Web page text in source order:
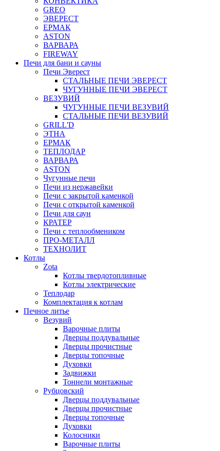
GREO
ЭВЕРЕСТ
ЕРМАК
ASTON
ВАРВАРА
FIREWAY
Печи для бани и сауны
Печи Эверест
СТАЛЬНЫЕ ПЕЧИ ЭВЕРЕСТ
ЧУГУННЫЕ ПЕЧИ ЭВЕРЕСТ
ВЕЗУВИЙ
ЧУГУННЫЕ ПЕЧИ ВЕЗУВИЙ
СТАЛЬНЫЕ ПЕЧИ ВЕЗУВИЙ
GRILL'D
ЭТНА
ЕРМАК
ТЕПЛОДАР
ВАРВАРА
ASTON
Чугунные печи
Печи из нержавейки
Печи с закрытой каменкой
Печи с открытой каменкой
Печи для саун
КРАТЕР
Печи с теплообмеником
ПРО-МЕТАЛЛ
ТЕХНОЛИТ
Котлы
Zota
Котлы твердотопливные
Котлы электрические
Теплодар
Комплектация к котлам
Печное литье
Везувий
Варочные плиты
Дверцы поддувальные
Дверцы прочистные
Дверцы топочные
Духовки
Задвижки
Тоннели монтажные
Рубцовский
Дверцы поддувальные
Дверцы прочистные
Дверцы топочные
Духовки
Колосники
Варочные плиты